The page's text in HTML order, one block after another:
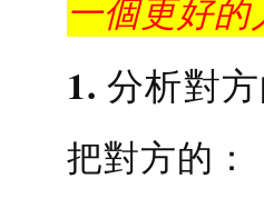
一個更好的
1. 分析對
把對方的：